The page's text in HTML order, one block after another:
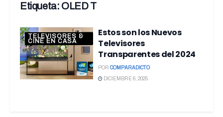
Etiqueta: OLED T
TELEVISORES &
CINE EN CASA
Estos son los Nuevos
Televisores
Transparentes del 2024
POR COMPARADICTO
DICIEMBRE 6, 2025